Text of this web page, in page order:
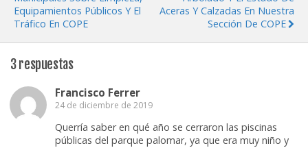
Equipamientos Públicos Y El
Tráfico En COPE
Aceras Y Calzadas En Nuestra
Sección De COPE
3 respuestas
Francisco Ferrer
24 de diciembre de 2019
Querría saber en qué año se cerraron las piscinas
públicas del parque palomar, ya que era muy niño y